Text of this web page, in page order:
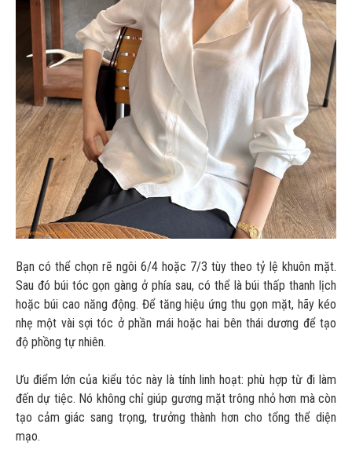
Bạn có thể chọn rẽ ngôi 6/4 hoặc 7/3 tùy theo tỷ lệ khuôn mặt.
Sau đó búi tóc gọn gàng ở phía sau, có thể là búi thấp thanh lịch
hoặc búi cao năng động. Để tăng hiệu ứng thu gọn mặt, hãy kéo
nhẹ một vài sợi tóc ở phần mái hoặc hai bên thái dương để tạo
độ phồng tự nhiên.
Ưu điểm lớn của kiểu tóc này là tính linh hoạt: phù hợp từ đi làm
đến dự tiệc. Nó không chỉ giúp gương mặt trông nhỏ hơn mà còn
tạo cảm giác sang trọng, trưởng thành hơn cho tổng thể diện
mạo.